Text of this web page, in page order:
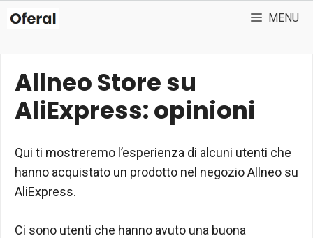
MENU
Allneo Store su
AliExpress: opinioni
Qui ti mostreremo l’esperienza di alcuni utenti che
hanno acquistato un prodotto nel negozio Allneo su
AliExpress.
Ci sono utenti che hanno avuto una buona